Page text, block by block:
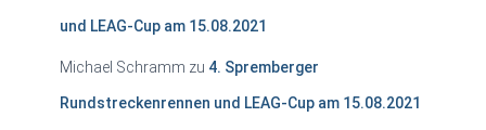
und LEAG-Cup am 15.08.2021
Michael Schramm zu 4. Spremberger
Rundstreckenrennen und LEAG-Cup am 15.08.2021